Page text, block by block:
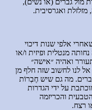
מול גברים (או נשים),
ואגרסיבית.
אלפי שנות דיכוי
מנטלית ופיזית ו/או
ואהיה ״אישה״
לנו לחשוב שזה חלף מן
מה גם שיש חֶבְרוֹת
על ידי הגדרות
והכריזמה
רצח.